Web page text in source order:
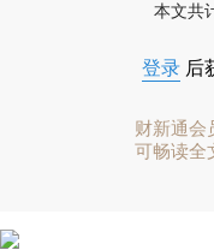
本文共
登录 后
财新通会
可畅读全